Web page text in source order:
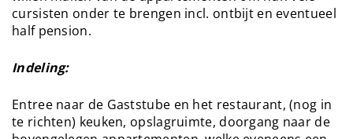
cursisten onder te brengen incl. ontbijt en eventueel
half pension.
Indeling:
Entree naar de Gaststube en het restaurant, (nog in
te richten) keuken, opslagruimte, doorgang naar de